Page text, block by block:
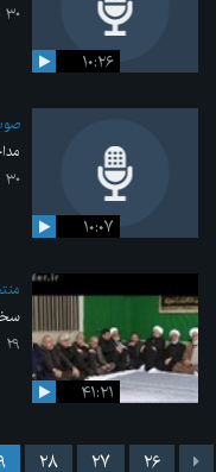
۱۰:۲۶
۳۰ /مهر/ ۱۳۹۴
۱۰:۰۷
۳۰ /مهر/ ۱۳۹۴
۴۱:۲۱
۲۹ /مهر/ ۱۳۹۴
۲۶ ۲۷ ۲۸